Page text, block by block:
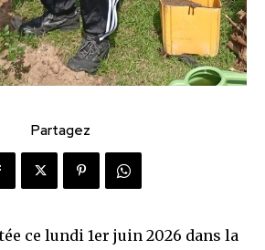
Partagez
ce lundi 1er juin 2026 dans la